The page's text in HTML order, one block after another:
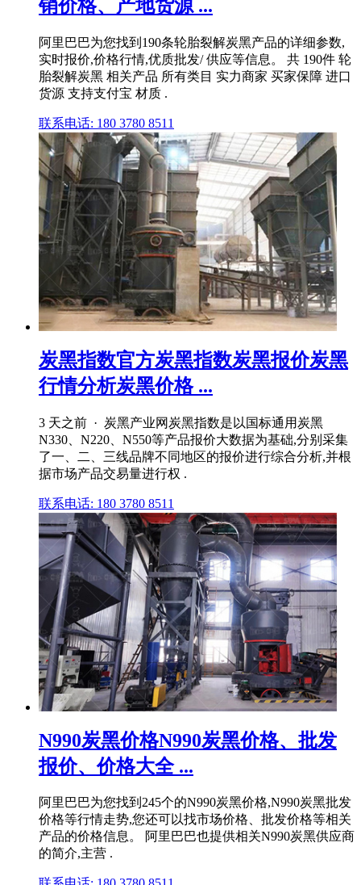
销价格、产地货源 ...
阿里巴巴为您找到190条轮胎裂解炭黑产品的详细参数,
实时报价,价格行情,优质批发/ 供应等信息。 共 190件 轮
胎裂解炭黑 相关产品 所有类目 实力商家 买家保障 进口
货源 支持支付宝 材质 .
联系电话: 180 3780 8511
炭黑指数官方炭黑指数炭黑报价炭黑
行情分析炭黑价格 ...
3 天之前 · 炭黑产业网炭黑指数是以国标通用炭黑
N330、N220、N550等产品报价大数据为基础,分别采集
了一、二、三线品牌不同地区的报价进行综合分析,并根
据市场产品交易量进行权 .
联系电话: 180 3780 8511
N990炭黑价格N990炭黑价格、批发
报价、价格大全 ...
阿里巴巴为您找到245个的N990炭黑价格,N990炭黑批发
价格等行情走势,您还可以找市场价格、批发价格等相关
产品的价格信息。 阿里巴巴也提供相关N990炭黑供应商
的简介,主营 .